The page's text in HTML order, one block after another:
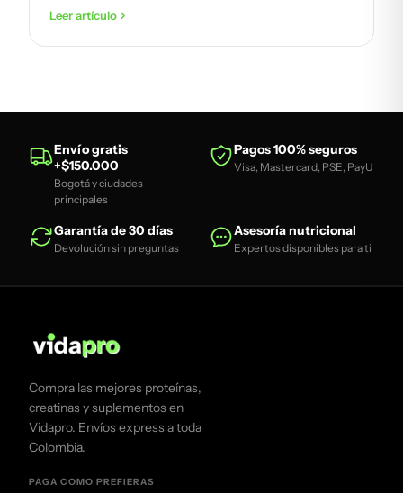
Leer artículo
Envío gratis
+$150.000
Bogotá y ciudades
principales
Pagos 100% seguros
Visa, Mastercard, PSE, PayU
Garantía de 30 días
Devolución sin preguntas
Asesoría nutricional
Expertos disponibles para ti
Compra las mejores proteínas,
creatinas y suplementos en
Vidapro. Envíos express a toda
Colombia.
PAGA COMO PREFIERAS